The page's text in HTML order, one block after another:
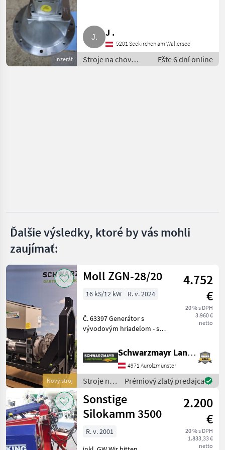
KATEGÓRIU
Palfinger
Stepa
Ponuky
Drobné
Inzerát
J .
5201 Seekirchen am Wallersee
Stroje na chov
hospodárskych
Ešte 6 dní online
Ďalšie výsledky, ktoré by vás mohli
zaujímať:
Nový stroj
Moll ZGN-28/20
4.752
€
20 % s DPH
3.960 €
netto
16 kS/12 kW R. v. 2024
Č. 63397 Generátor s
vývodovým hriadeľom - s 3-
elektronickou reguláciou
napätia AVR2 s 3-fázovým
meraním skutočných
hodnôt - vhodný pre asyme
Schwarzmayr Landtechnik GmbH - Aurolzmünster
4971 Aurolzmünster
Stroje na
chov
hospodárskych
zvierat /
Moll
Prémiový zlatý predajca
Sonstige
Silokamm 3500
2.200
€
20 % s DPH
1.833,33 €
netto
R. v. 2001